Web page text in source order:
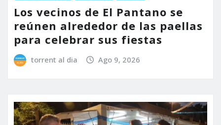
Los vecinos de El Pantano se
reúnen alrededor de las paellas
para celebrar sus fiestas
torrent al dia Ago 9, 2026